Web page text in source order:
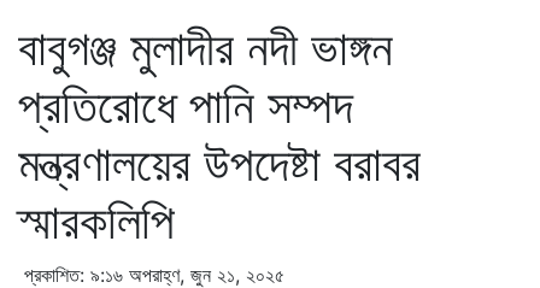
বাবুগঞ্জ মুলাদীর নদী ভাঙ্গন
প্রতিরোধে পানি সম্পদ
মন্ত্রণালয়ের উপদেষ্টা বরাবর
স্মারকলিপি
প্রকাশিত: ৯:১৬ অপরাহ্ণ, জুন ২১, ২০২৫